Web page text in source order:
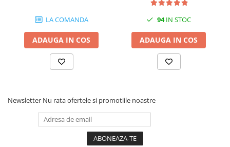
Injectoare PoE
Accesorii retelistica
LA COMANDA
ADAUGA IN COS
94IN STOC
ADAUGA IN COS
Newsletter Nu rata ofertele si promotiile noastre